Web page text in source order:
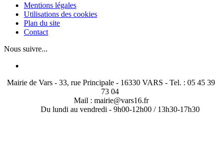
Mentions légales
Utilisations des cookies
Plan du site
Contact
Nous suivre...
Mairie de Vars - 33, rue Principale - 16330 VARS - Tel. : 05 45 39
73 04
Mail : mairie@vars16.fr
Du lundi au vendredi - 9h00-12h00 / 13h30-17h30